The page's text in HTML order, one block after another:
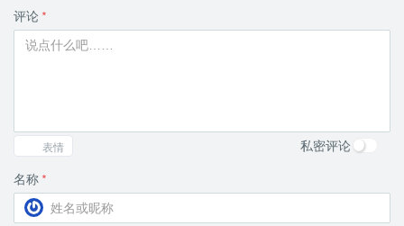
评论 *
表情 私密评论
名称 *